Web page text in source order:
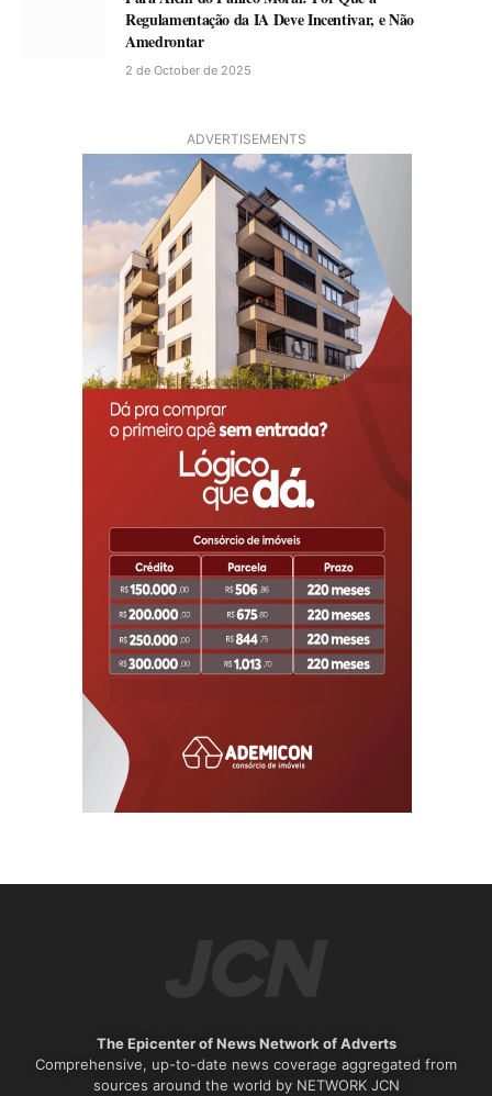
Regulamentação da IA Deve Incentivar, e Não
Amedrontar
2 de October de 2025
ADVERTISEMENTS
The Epicenter of News Network of Adverts
Comprehensive, up-to-date news coverage aggregated from
sources around the world by NETWORK JCN